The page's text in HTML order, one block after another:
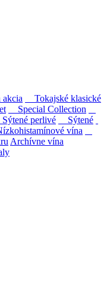
Tokajské klasické
Special Collection
perlivé
Sýtené
vína
Archívne vína
firmou na